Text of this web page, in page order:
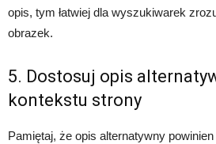
opis, tym łatwiej dla wyszukiwarek
obrazek.
5. Dostosuj opis
kontekstu strony
Pamiętaj, że opis alternatywny